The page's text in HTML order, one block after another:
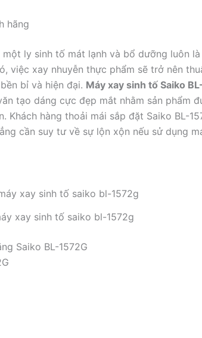
hãng
ly sinh tố mát lạnh và bổ dưỡng luôn
việc xay nhuyễn thực phẩm sẽ trở nên
bỉ và hiện đại. Máy xay sinh tố Saiko
tạo dáng cực đẹp mắt nhằm sản phẩm
Khách hàng thoải mái sắp đặt Saiko BL-
cần suy tư về sự lộn xộn nếu sử dụng
xay sinh tố saiko bl-1572g
Saiko BL-1572G